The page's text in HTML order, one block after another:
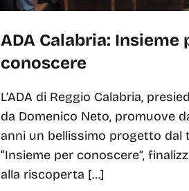
ADA Calabria: Insieme
conoscere
L’ADA di Reggio Calabria,
da Domenico Neto, promuove
anni un bellissimo progetto dal
“Insieme per conoscere”,
alla riscoperta […]